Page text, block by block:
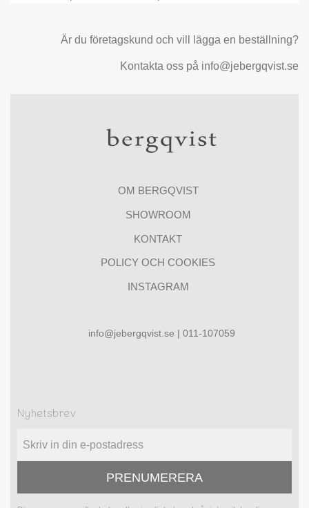
Är du företagskund och vill lägga en beställning?
Kontakta oss på info@jebergqvist.se
OM BERGQVIST
SHOWROOM
KONTAKT
POLICY OCH COOKIES
INSTAGRAM
info@jebergqvist.se | 011-107059
Nyhetsbrev
PRENUMERERA